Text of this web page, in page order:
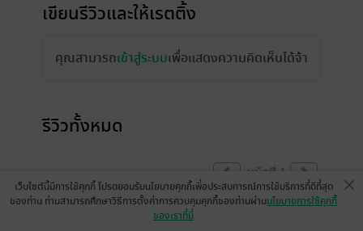
เขียนรีวิวและให้เรตติ้ง
คุณสามารถเข้าสู่ระบบเพื่อแสดงความคิดเห็นได้จ้า
รีวิวทั้งหมด
หน้าที่ 1
เว็บไซต์นี้มีการใช้คุกกี้ โปรดยอมรับนโยบายคุกกี้เพื่อประสบการณ์การใช้บริการที่ดีที่สุด
ของท่าน ท่านสามารถศึกษาวิธีการตั้งค่าการควบคุมคุกกี้ของท่านผ่านนโยบายการใช้คุกกี้
ของเราที่นี่